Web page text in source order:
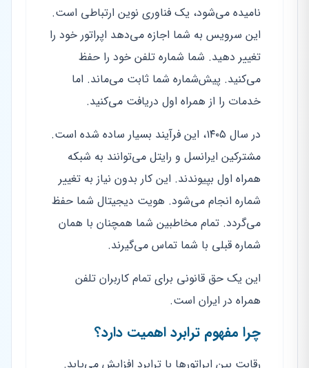
نامیده می‌شود، یک فناوری نوین ارتباطی است.
این سرویس به شما اجازه می‌دهد اپراتور خود را
تغییر دهید. شما شماره تلفن خود را حفظ
می‌کنید. پیش‌شماره شما ثابت می‌ماند. اما
خدمات را از همراه اول دریافت می‌کنید.
در سال ۱۴۰۵، این فرآیند بسیار ساده شده است.
مشترکین ایرانسل و رایتل می‌توانند به شبکه
همراه اول بپیوندند. این کار بدون نیاز به تغییر
شماره انجام می‌شود. هویت دیجیتال شما حفظ
می‌گردد. تمام مخاطبین شما همچنان با همان
شماره قبلی با شما تماس می‌گیرند.
این یک حق قانونی برای تمام کاربران تلفن
همراه در ایران است.
چرا مفهوم ترابرد اهمیت دارد؟
رقابت بین اپراتورها با ترابرد افزایش می‌یابد.